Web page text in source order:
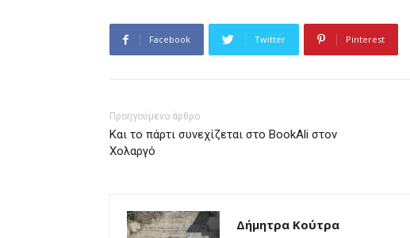
Facebook Twitter Pinterest
Προηγούμενο άρθρο
Και το πάρτι συνεχίζεται στο BookAli στον
Χολαργό
Δήμητρα Κούτρα